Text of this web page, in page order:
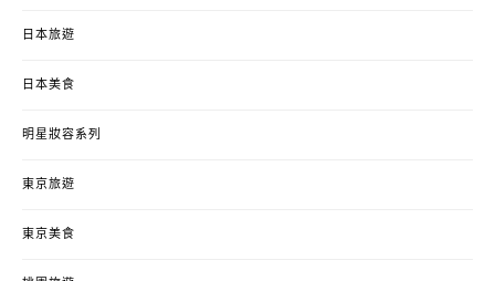
日本旅遊
日本美食
明星妝容系列
東京旅遊
東京美食